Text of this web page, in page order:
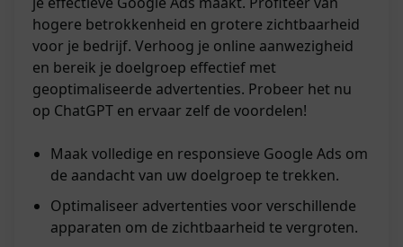
hogere betrokkenheid en grotere zichtbaarheid
voor je bedrijf. Verhoog je online aanwezigheid
en bereik je doelgroep effectief met
geoptimaliseerde advertenties. Probeer het nu
op ChatGPT en ervaar zelf de voordelen!
Maak volledige en responsieve Google Ads om
de aandacht van uw doelgroep te trekken.
Optimaliseer advertenties voor verschillende
apparaten om de zichtbaarheid te vergroten.